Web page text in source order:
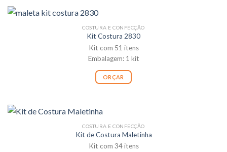
COSTURA E CONFECÇÃO
Kit Costura 2830
Kit com 51 itens
Embalagem: 1 kit
ORÇAR
COSTURA E CONFECÇÃO
Kit de Costura Maletinha
Kit com 34 itens